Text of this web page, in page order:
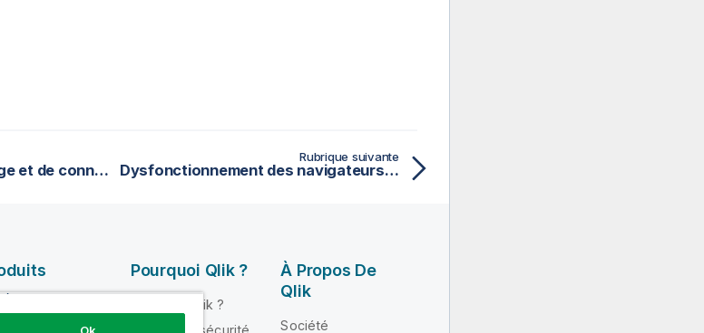
Problèmes de démarrage et de connexion de Service de messagerie Qlik NPrinting (RabbitMQ)
Rubrique suivante
Dysfonctionnement des navigateurs Firefox avec la méthode d'authentification Kerberos
DE
Pourquoi Qlik ?
Pourquoi Qlik ?
Fiabilité et sécurité
À Propos De
Qlik
Société